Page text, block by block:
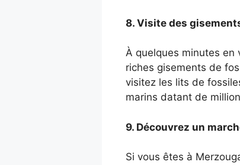
8. Visite des
À quelques minutes en
riches gisements de
visitez les lits de
marins datant de
9. Découvrez un
Si vous êtes à